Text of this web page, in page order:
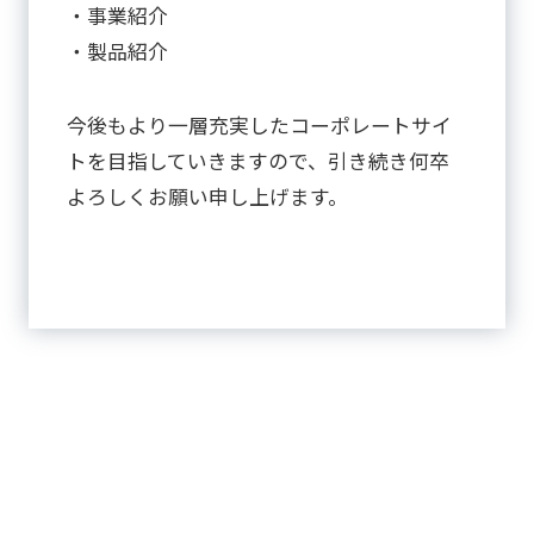
・事業紹介
・製品紹介
今後もより一層充実したコーポレートサイ
トを目指していきますので、引き続き何卒
よろしくお願い申し上げます。